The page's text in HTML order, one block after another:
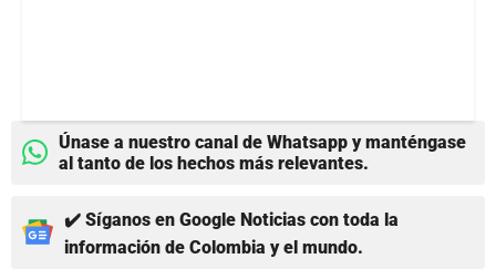
Únase a nuestro canal de Whatsapp y manténgase
al tanto de los hechos más relevantes.
✔️ Síganos en Google Noticias con toda la
información de Colombia y el mundo.